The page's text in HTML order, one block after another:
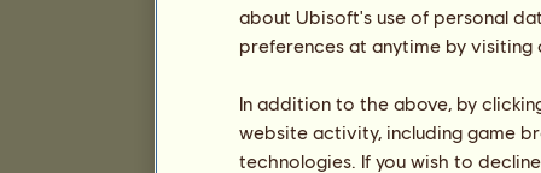
about Ubisoft's use of personal
preferences at anytime by
In addition to the above, by
website activity, including game
technologies. If you wish to